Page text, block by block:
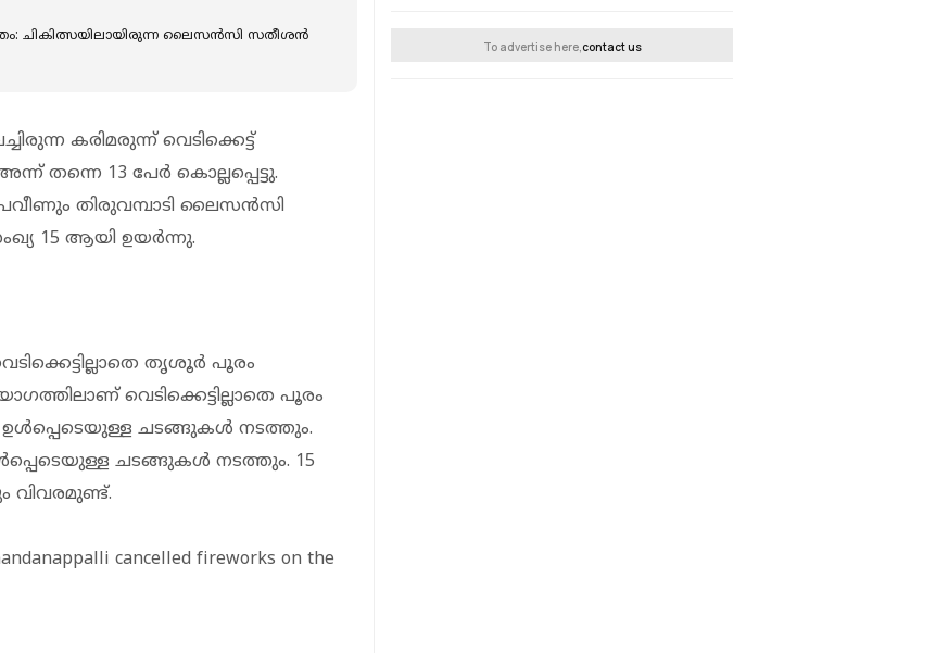
ചികിത്സയിലായിരുന്ന ലൈസന്‍സി സതീശന്‍
കരിമരുന്ന് വെടിക്കെട്ട്
തന്നെ 13 പേര്‍ കൊല്ലപ്പെട്ടു.
പ്രവീണും തിരുവമ്പാടി ലൈസന്‍സി
15 ആയി ഉയര്‍ന്നു.
തൃശൂര്‍ പൂരം
വെടിക്കെട്ടില്ലാതെ പൂരം
ഉള്‍പ്പെടെയുള്ള ചടങ്ങുകള്‍ നടത്തും.
ചടങ്ങുകള്‍ നടത്തും. 15
വിവരമുണ്ട്.
cancelled fireworks on the
To advertise here, contact us